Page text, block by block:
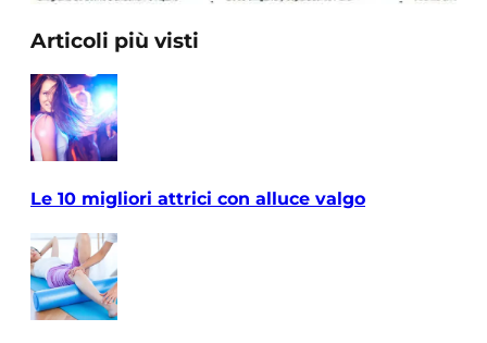
Articoli più visti
Le 10 migliori attrici con alluce valgo